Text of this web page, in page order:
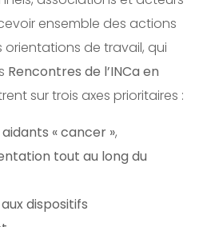
ensemble des actions
orientations de travail, qui
Rencontres de l’INCa en
sur trois axes prioritaires :
« cancer »,
tout au long du
dispositifs